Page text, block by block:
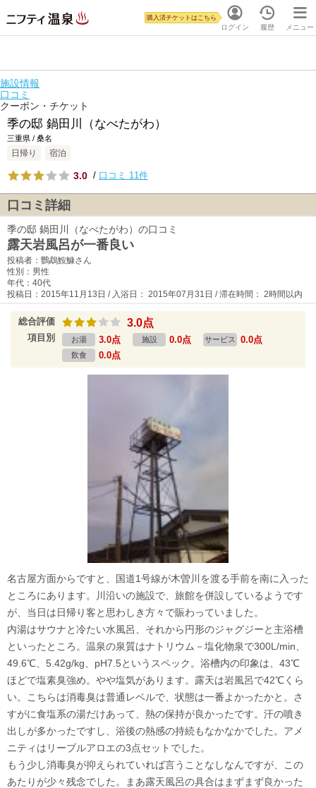
ログイン
購入済チケットはこちら
履歴 メニュー
施設情報
口コミ
クーポン・チケット
季の邸 鍋田川（なべたがわ）
三重県 / 桑名
日帰り 宿泊
3.0 / 口コミ 11件
口コミ詳細
季の邸 鍋田川（なべたがわ）の口コミ
露天岩風呂が一番良い
投稿者：鸚鵡鮟鱇さん
性別：男性
年代：40代
投稿日：2015年11月13日 / 入浴日： 2015年07月31日 / 滞在時間： 2時間以内
総合評価 3.0点
項目別 お湯 3.0点 施設 0.0点 サービス 0.0点
飲食 0.0点
名古屋方面からですと、国道1号線が木曽川を渡る手前を南に入った
ところにあります。川沿いの施設で、旅館を併設しているようです
が、当日は日帰り客と思わしき方々で賑わっていました。
内湯はサウナと冷たい水風呂、それから円形のジャグジーと主浴槽
といったところ。温泉の泉質はナトリウム－塩化物泉で300L/min、
49.6℃、5.42g/kg、pH7.5というスペック。浴槽内の印象は、43℃
ほどで塩素臭強め。やや塩気があります。露天は岩風呂で42℃くら
い。こちらは消毒臭は普通レベルで、状態は一番よかったかと。さ
すがに食塩系の湯だけあって、熱の保持が良かったです。汗の噴き
出しが多かったですし、浴後の熱感の持続もなかなかでした。アメ
ニティはリーブルアロエの3点セットでした。
もう少し消毒臭が抑えられていれば言うことなしなんですが、この
あたりが少々残念でした。まあ露天風呂の具合はまずまず良かった